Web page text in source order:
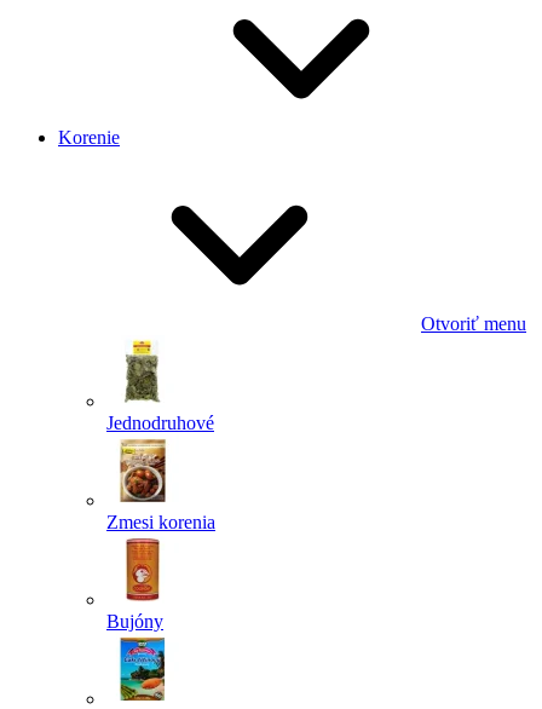
Korenie
Otvoriť menu
Jednodruhové
Zmesi korenia
Bujóny